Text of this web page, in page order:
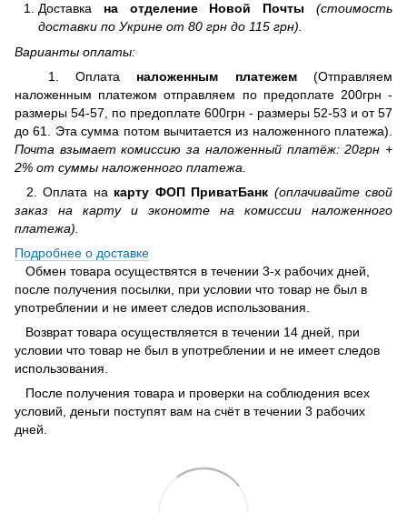
Доставка на отделение Новой Почты
(стоимость
доставки по Укрине от 80 грн до 115 грн).
Варианты оплаты:
1. Оплата наложенным платежем(Отправляем
наложенным платежом отправляем по предоплате 200грн -
размеры 54-57, по предоплате 600грн - размеры 52-53 и от 57
до 61. Эта сумма потом вычитается из наложенного платежа).
Почта взымает комиссию за наложенный платёж: 20грн +
2% от суммы наложенного платежа.
2. Оплата на карту ФОП ПриватБанк (оплачивайте свой
заказ на карту и экономте на комиссии наложенного
платежа).
Подробнее о доставке
Обмен товара осуществятся в течении 3-х рабочих дней,
после получения посылки, при условии что товар не был в
употреблении и не имеет следов использования.
Возврат товара осуществляется в течении 14 дней, при
условии что товар не был в употреблении и не имеет следов
использования.
После получения товара и проверки на соблюдения всех
условий, деньги поступят вам на счёт в течении 3 рабочих
дней.